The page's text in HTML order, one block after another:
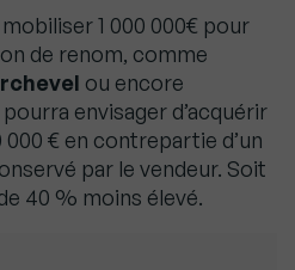
1 000 000€ pour
de renom, comme
ou encore
envisager d’acquérir
€ en contrepartie d’un
par le vendeur. Soit
40 % moins élevé.